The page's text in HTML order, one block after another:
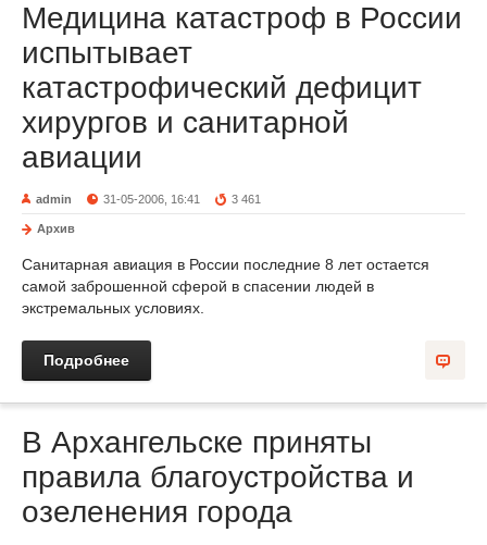
Медицина катастроф в России
испытывает
катастрофический дефицит
хирургов и санитарной
авиации
admin 31-05-2006, 16:41 3 461
Архив
Санитарная авиация в России последние 8 лет остается
самой заброшенной сферой в спасении людей в
экстремальных условиях.
Подробнее
В Архангельске приняты
правила благоустройства и
озеленения города